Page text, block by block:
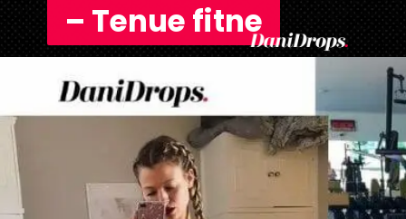
– Tenue fitne
– Tenue fitne